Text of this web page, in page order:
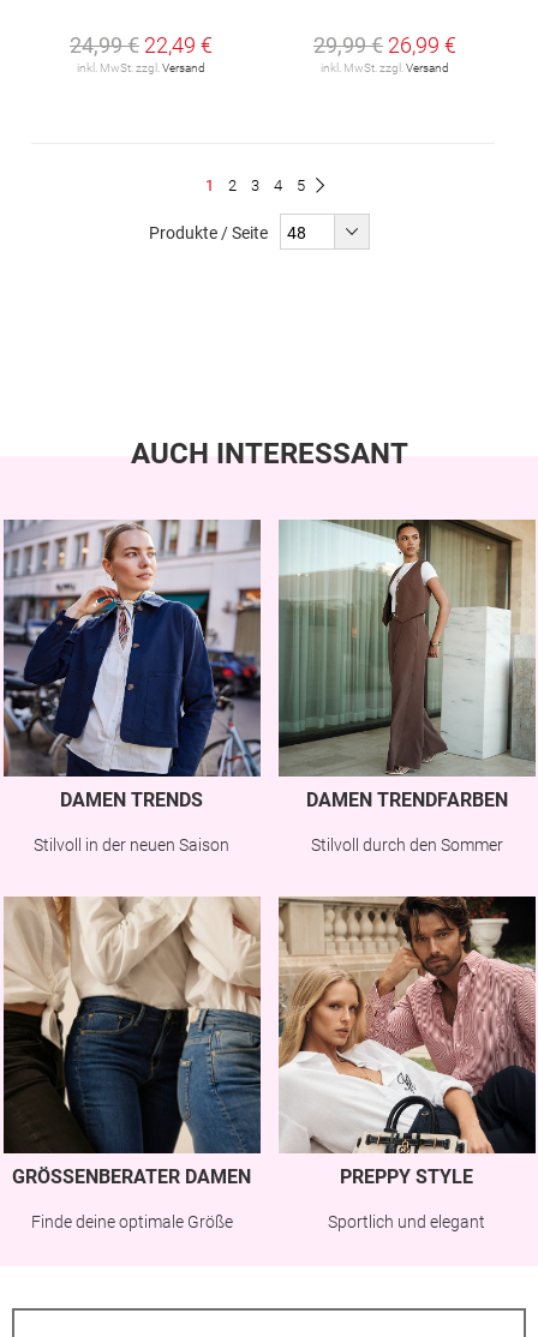
24,99 € 22,49 €
inkl. MwSt. zzgl. Versand
29,99 € 26,99 €
inkl. MwSt. zzgl. Versand
Du
1 Seite
2 Seite
3 Seite
4 Seite
5
Produkte / Seite
AUCH INTERESSANT
DAMEN TRENDS
Stilvoll in der neuen Saison
DAMEN TRENDFARBEN
Stilvoll durch den Sommer
GRÖSSENBERATER DAMEN
Finde deine optimale Größe
PREPPY STYLE
Sportlich und elegant